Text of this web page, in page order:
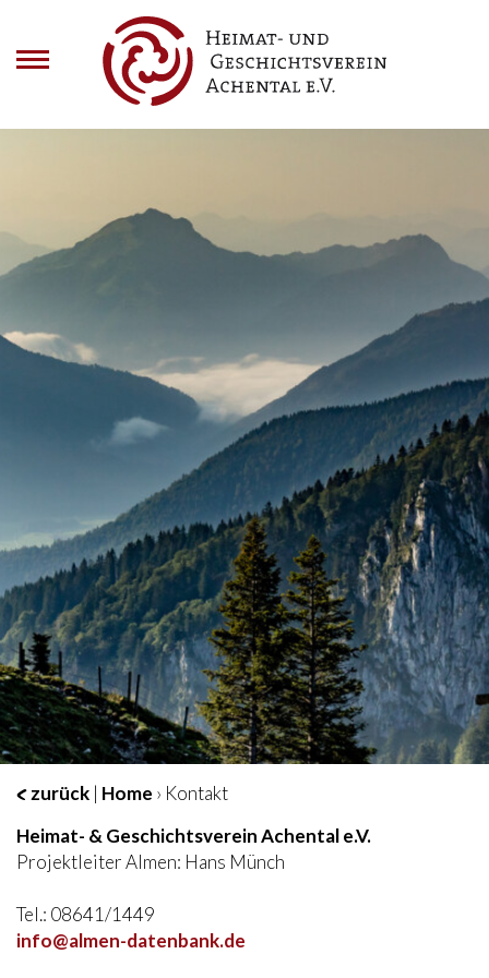
zurück | Home › Kontakt
Heimat- & Geschichtsverein Achental e.V.
Projektleiter Almen: Hans Münch
Tel.: 08641/1449
info@almen-datenbank.de